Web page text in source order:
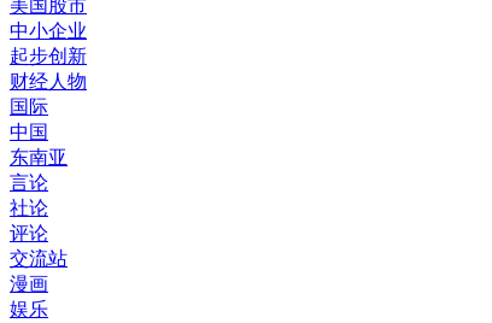
美国股市
中小企业
起步创新
财经人物
国际
中国
东南亚
言论
社论
评论
交流站
漫画
娱乐